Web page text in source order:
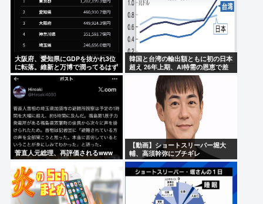
大阪府、愛知県にGDPを抜かれ3位
に転落。維新と万博で潤ってるはず
じゃ…
韓国と台湾の輸出額ともに初の日本
超え 26年上期、AI特需の恩恵で差
菅直人元総理、再評価されるwww
【動画】ショートスリーパー堀大
輔、高須幹弥にブチギレ